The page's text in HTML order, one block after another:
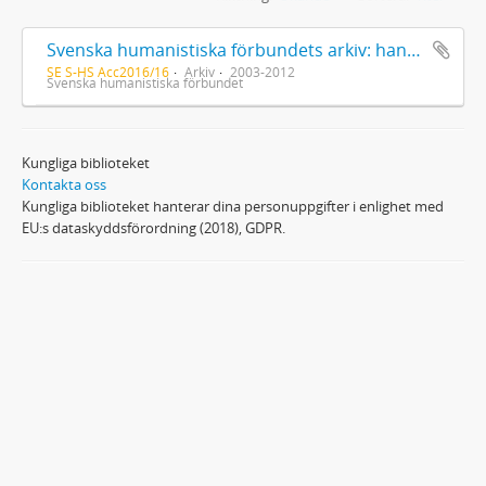
Svenska humanistiska förbundets arkiv: handlingar 2003-2012
SE S-HS Acc2016/16 Arkiv 2003-2012
Svenska humanistiska förbundet
Kungliga biblioteket
Kontakta oss
Kungliga biblioteket hanterar dina personuppgifter i enlighet med
EU:s dataskyddsförordning (2018), GDPR.